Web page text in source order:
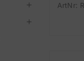
ArtNr: